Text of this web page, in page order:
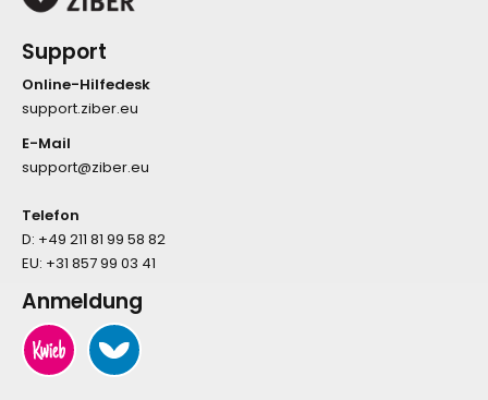
Support
Online-Hilfedesk
support.ziber.eu
E-Mail
support@ziber.eu
Telefon
D: +49 211 81 99 58 82
EU: +31 857 99 03 41
Anmeldung